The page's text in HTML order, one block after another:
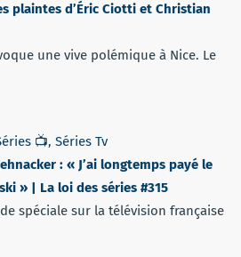
plaintes d’Éric Ciotti et Christian
une vive polémique à Nice. Le
📺, Séries Tv
: « J’ai longtemps payé le
» | La loi des séries #315
spéciale sur la télévision française